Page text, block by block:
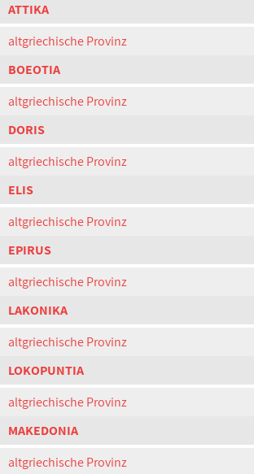
ATTIKA
altgriechische Provinz
BOEOTIA
altgriechische Provinz
DORIS
altgriechische Provinz
ELIS
altgriechische Provinz
EPIRUS
altgriechische Provinz
LAKONIKA
altgriechische Provinz
LOKOPUNTIA
altgriechische Provinz
MAKEDONIA
altgriechische Provinz